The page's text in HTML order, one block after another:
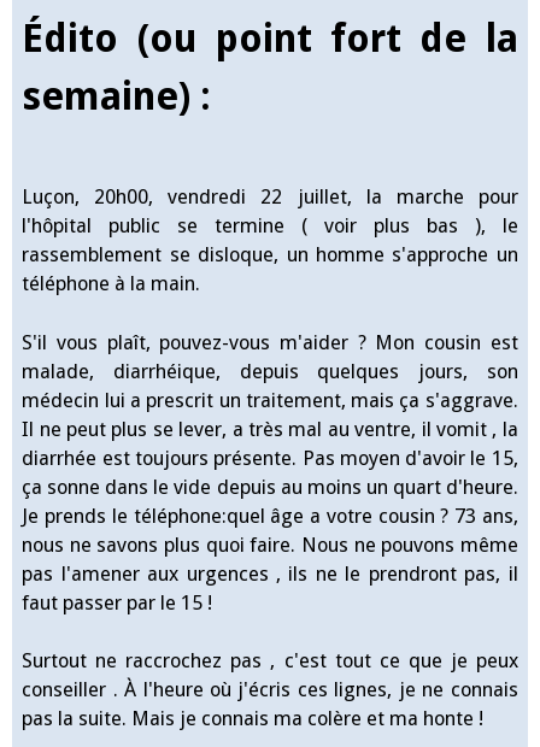
Édito (ou point fort de la
semaine) :
Luçon, 20h00, vendredi 22 juillet, la marche pour
l'hôpital public se termine ( voir plus bas ), le
rassemblement se disloque, un homme s'approche un
téléphone à la main.
S'il vous plaît, pouvez-vous m'aider ? Mon cousin est
malade, diarrhéique, depuis quelques jours, son
médecin lui a prescrit un traitement, mais ça s'aggrave.
Il ne peut plus se lever, a très mal au ventre, il vomit , la
diarrhée est toujours présente. Pas moyen d'avoir le 15,
ça sonne dans le vide depuis au moins un quart d'heure.
Je prends le téléphone:quel âge a votre cousin ? 73 ans,
nous ne savons plus quoi faire. Nous ne pouvons même
pas l'amener aux urgences , ils ne le prendront pas, il
faut passer par le 15 !
Surtout ne raccrochez pas , c'est tout ce que je peux
conseiller . À l'heure où j'écris ces lignes, je ne connais
pas la suite. Mais je connais ma colère et ma honte !